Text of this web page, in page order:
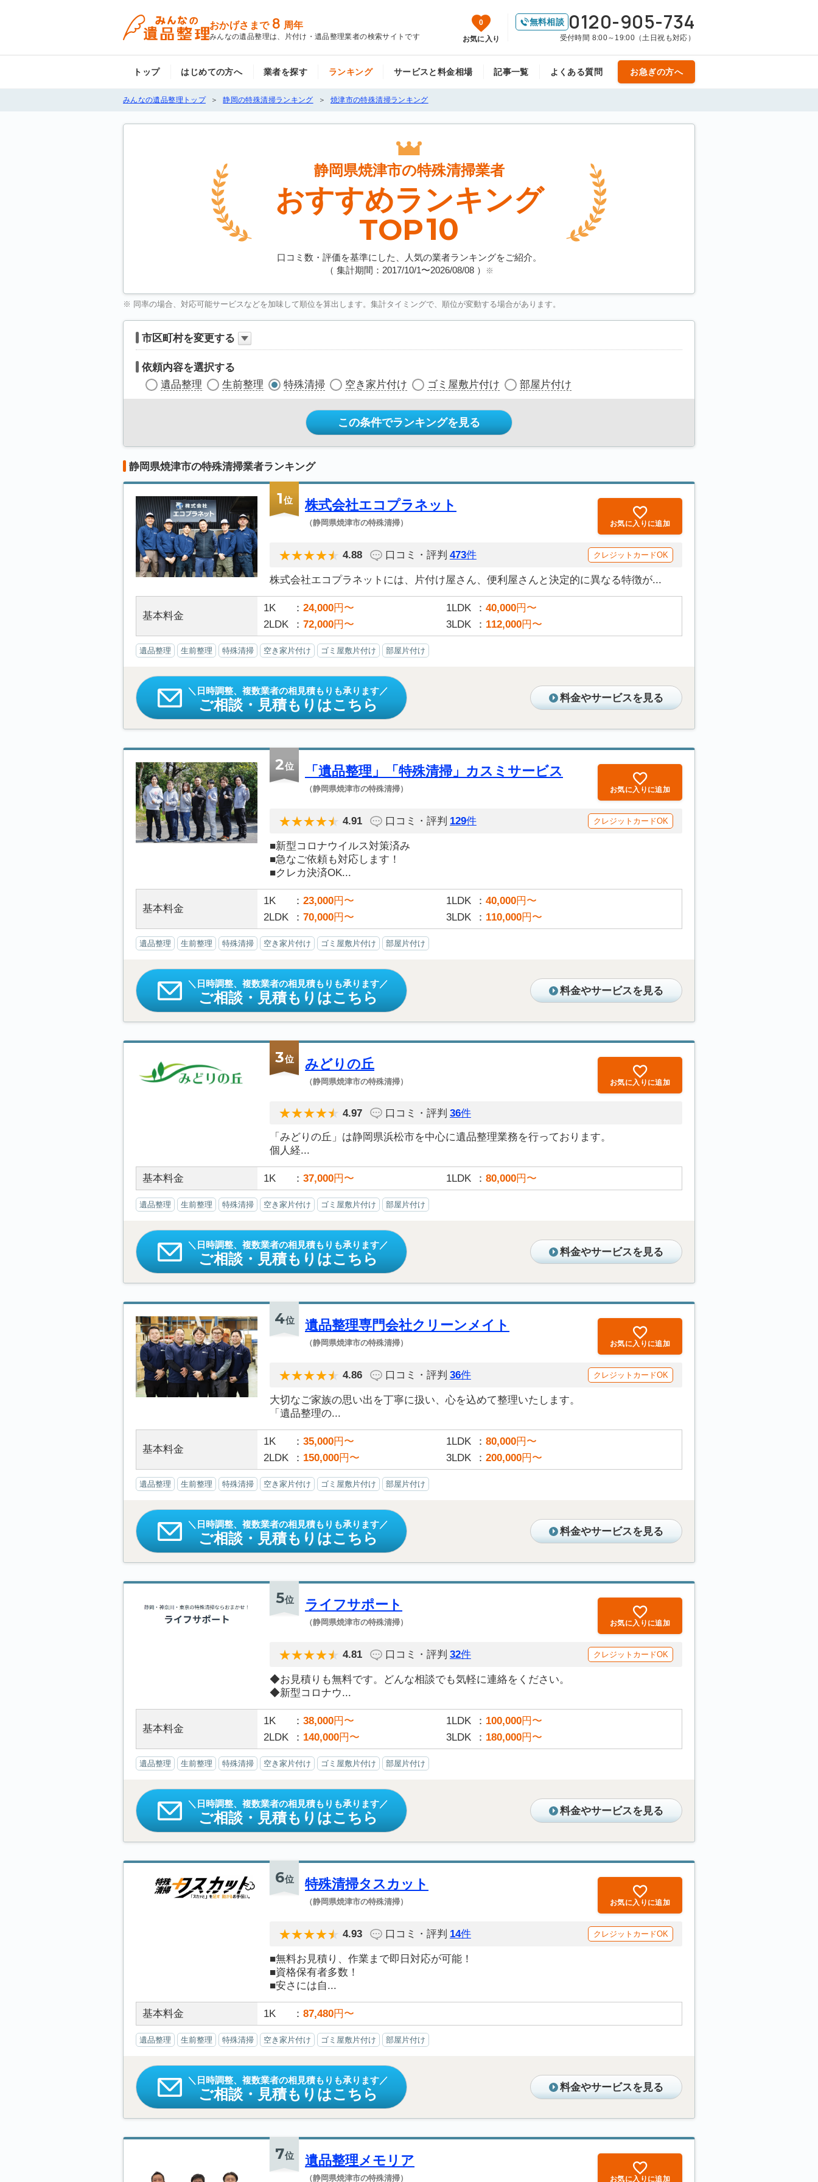
おかげさまで 8 周年
みんなの遺品整理は、片付け・遺品整理業者の検索サイトです
0
お気に入り
無料相談 0120-905-734
受付時間 8:00～19:00（土日祝も対応）
トップ はじめての方へ 業者を探す ランキング サービスと料金相場 記事一覧 よくある質問 お急ぎの方へ
みんなの遺品整理トップ 静岡の特殊清掃ランキング 焼津市の特殊清掃ランキング
静岡県焼津市の特殊清掃業者
おすすめランキング
TOP10
口コミ数・評価を基準にした、人気の業者ランキングをご紹介。
（ 集計期間：2017/10/1〜2026/08/08） ※
※ 同率の場合、対応可能サービスなどを加味して順位を算出します。集計タイミングで、順位が変動する場合があります。
市区町村を変更する
依頼内容を選択する
遺品整理
生前整理 特殊清掃 空き家片付け ゴミ屋敷片付け 部屋片付け
この条件でランキングを見る
静岡県焼津市の特殊清掃業者ランキング
1位 株式会社エコプラネット
（静岡県焼津市の特殊清掃） お気に入りに追加
4.88 口コミ・評判 473件 クレジットカードOK
株式会社エコプラネットには、片付け屋さん、便利屋さんと決定的に異なる特徴が...
基本料金
1K 24,000円〜 1LDK 40,000円〜
2LDK
72,000円〜 3LDK 112,000円〜
遺品整理 生前整理 特殊清掃 空き家片付け ゴミ屋敷片付け 部屋片付け
日時調整、複数業者の相見積もりも承ります
ご相談・見積もりはこちら 料金やサービスを見る
2位 「遺品整理」「特殊清掃」カスミサービス
（静岡県焼津市の特殊清掃） お気に入りに追加
4.91 口コミ・評判 129件 クレジットカードOK
■新型コロナウイルス対策済み
■急なご依頼も対応します！
■クレカ決済OK...
基本料金
1K 23,000円〜 1LDK 40,000円〜
2LDK
70,000円〜 3LDK 110,000円〜
遺品整理 生前整理 特殊清掃 空き家片付け ゴミ屋敷片付け 部屋片付け
日時調整、複数業者の相見積もりも承ります
ご相談・見積もりはこちら 料金やサービスを見る
3位 みどりの丘
（静岡県焼津市の特殊清掃） お気に入りに追加
4.97 口コミ・評判 36件
「みどりの丘」は静岡県浜松市を中心に遺品整理業務を行っております。
個人経...
基本料金 1K 37,000円〜 1LDK 80,000円〜
遺品整理 生前整理 特殊清掃 空き家片付け ゴミ屋敷片付け 部屋片付け
日時調整、複数業者の相見積もりも承ります
ご相談・見積もりはこちら 料金やサービスを見る
4位 遺品整理専門会社クリーンメイト
（静岡県焼津市の特殊清掃） お気に入りに追加
4.86 口コミ・評判 36件 クレジットカードOK
大切なご家族の思い出を丁寧に扱い、心を込めて整理いたします。
「遺品整理の...
基本料金
1K 35,000円〜 1LDK 80,000円〜
2LDK
150,000円〜 3LDK 200,000円〜
遺品整理 生前整理 特殊清掃 空き家片付け ゴミ屋敷片付け 部屋片付け
日時調整、複数業者の相見積もりも承ります
ご相談・見積もりはこちら 料金やサービスを見る
5位 ライフサポート
（静岡県焼津市の特殊清掃） お気に入りに追加
4.81 口コミ・評判 32件 クレジットカードOK
◆お見積りも無料です。どんな相談でも気軽に連絡をください。
◆新型コロナウ...
基本料金
1K 38,000円〜 1LDK 100,000円〜
2LDK
140,000円〜 3LDK 180,000円〜
遺品整理 生前整理 特殊清掃 空き家片付け ゴミ屋敷片付け 部屋片付け
日時調整、複数業者の相見積もりも承ります
ご相談・見積もりはこちら 料金やサービスを見る
6位 特殊清掃タスカット
（静岡県焼津市の特殊清掃） お気に入りに追加
4.93 口コミ・評判 14件 クレジットカードOK
■無料お見積り、作業まで即日対応が可能！
■資格保有者多数！
■安さには自...
基本料金 1K 87,480円〜
遺品整理 生前整理 特殊清掃 空き家片付け ゴミ屋敷片付け 部屋片付け
日時調整、複数業者の相見積もりも承ります
ご相談・見積もりはこちら 料金やサービスを見る
7位 遺品整理メモリア
（静岡県焼津市の特殊清掃） お気に入りに追加